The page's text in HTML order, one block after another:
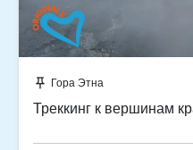
push_pin Гора Этна
Треккинг к вершинам